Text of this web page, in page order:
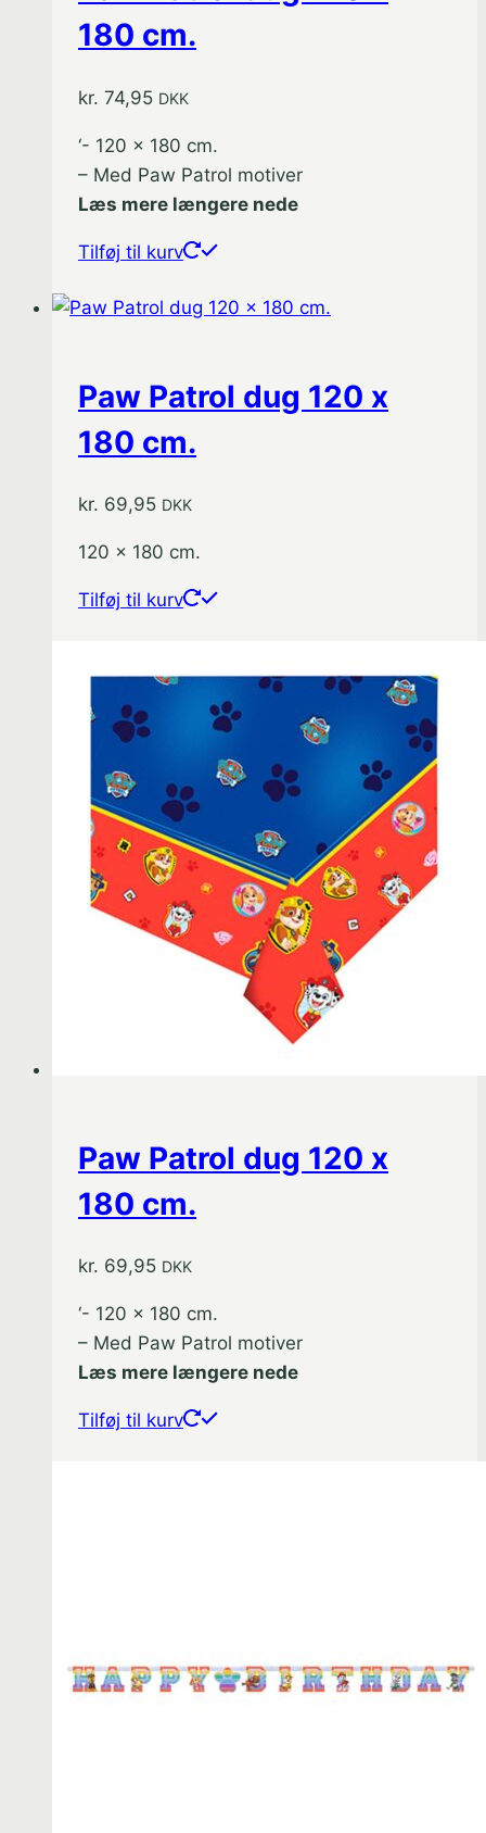
180 cm.
kr. 74,95 DKK
‘- 120 x 180 cm.
– Med Paw Patrol motiver
Læs mere længere nede
Tilføj til kurv
Paw Patrol dug 120 x
180 cm.
kr. 69,95 DKK
120 x 180 cm.
Tilføj til kurv
Paw Patrol dug 120 x
180 cm.
kr. 69,95 DKK
‘- 120 x 180 cm.
– Med Paw Patrol motiver
Læs mere længere nede
Tilføj til kurv